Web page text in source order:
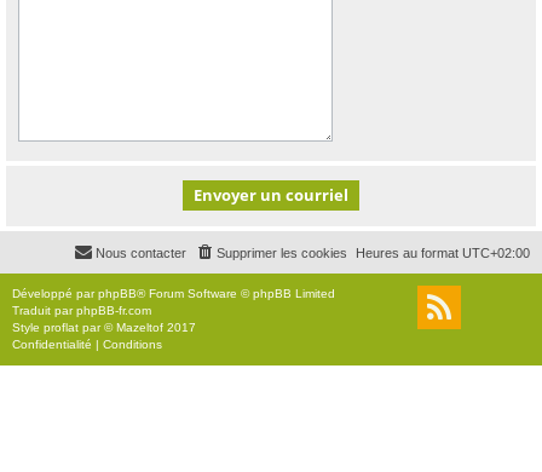
Heures au format UTC+02:00
Supprimer les cookies
Nous contacter
Développé parphpBB® Forum Software © phpBB Limited
Traduit parphpBB-fr.com
Style proflat par ©Mazeltof 2017
Confidentialité | Conditions